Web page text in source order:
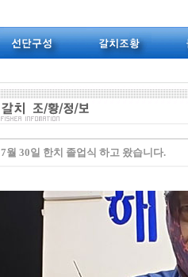
7월 30일 한치 졸업식 하고 왔습니다.